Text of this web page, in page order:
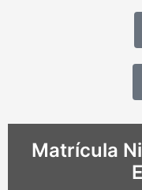
Matrícula